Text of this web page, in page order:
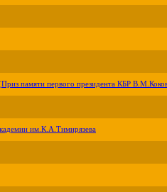
памяти первого президента КБР
им.К.А.Тимирязева